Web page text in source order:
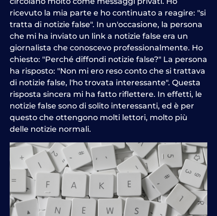
ricevuto la mia parte e ho continuato a reagire: "si
tratta di notizie false". In un'occasione, la persona
che mi ha inviato un link a notizie false era un
giornalista che conoscevo professionalmente. Ho
chiesto: "Perché diffondi notizie false?" La persona
ha risposto: "Non mi ero reso conto che si trattava
di notizie false, l'ho trovata interessante". Questa
risposta sincera mi ha fatto riflettere. In effetti, le
notizie false sono di solito interessanti, ed è per
questo che ottengono molti lettori, molto più
delle notizie normali.